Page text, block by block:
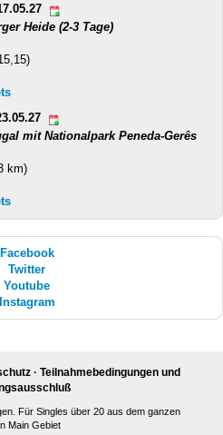
Heide (2-3 Tage)
mit Nationalpark Peneda-Gerês
km)
Facebook
Twitter
Youtube
Instagram
· Teilnahmebedingungen und
Für Singles über 20 aus dem ganzen
Main Gebiet